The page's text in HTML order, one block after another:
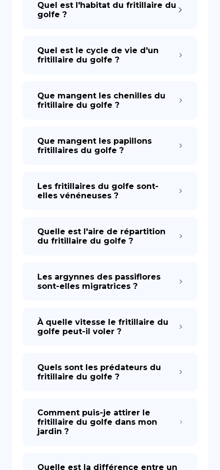
Quel est l'habitat du fritillaire du
golfe ?
Quel est le cycle de vie d'un
fritillaire du golfe ?
Que mangent les chenilles du
fritillaire du golfe ?
Que mangent les papillons
fritillaires du golfe ?
Les fritillaires du golfe sont-
elles vénéneuses ?
Quelle est l'aire de répartition
du fritillaire du golfe ?
Les argynnes des passiflores
sont-elles migratrices ?
À quelle vitesse le fritillaire du
golfe peut-il voler ?
Quels sont les prédateurs du
fritillaire du golfe ?
Comment puis-je attirer le
fritillaire du golfe dans mon
jardin ?
Quelle est la différence entre un